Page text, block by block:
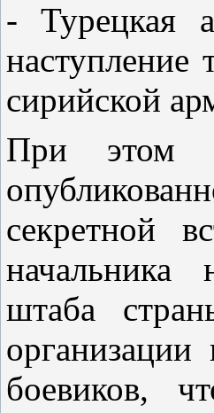
- Турецкая
наступление
сирийской
При этом
секретной
начальника
штаба
боевиков,